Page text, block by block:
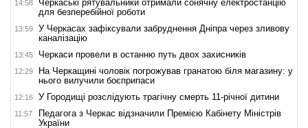
14:58
Черкаські рятувальники отримали сонячну електростанцію
для безперебійної роботи
13:59
У Черкасах зафіксували забруднення Дніпра через зливову
каналізацію
13:45 Черкаси провели в останню путь двох захисників
12:29
На Черкащині чоловік погрожував гранатою біля магазину: у
нього вилучили боєприпаси
12:16 У Городищі розслідують трагічну смерть 11-річної дитини
11:57
Педагога з Черкас відзначили Премією Кабінету Міністрів
України